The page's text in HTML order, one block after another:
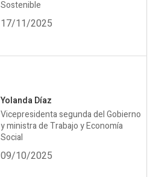
Sostenible
17/11/2025
Yolanda Díaz
Vicepresidenta segunda del Gobierno
y ministra de Trabajo y Economía
Social
09/10/2025